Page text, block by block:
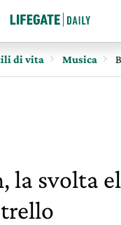
di vita Musica
la svolta